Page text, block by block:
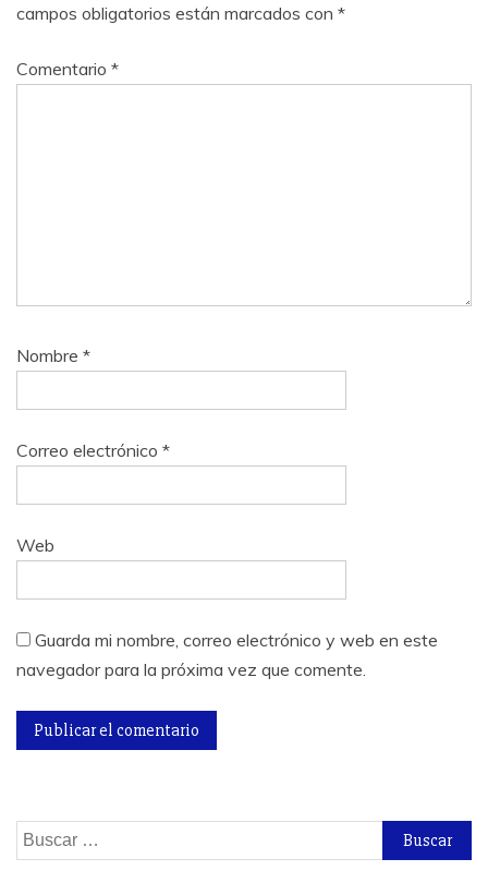
campos obligatorios están marcados con *
Comentario *
Nombre *
Correo electrónico *
Web
Guarda mi nombre, correo electrónico y web en este
navegador para la próxima vez que comente.
Buscar: